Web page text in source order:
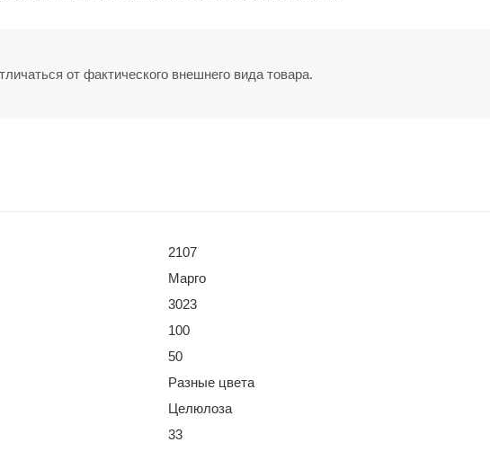
от фактического внешнего вида товара.
2107
Марго
3023
100
50
Разные цвета
Целюлоза
33